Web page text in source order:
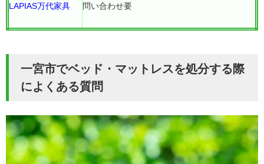
LAPIAS万代家具 問い合わせ要
一宮市でベッド・マットレスを処分する際
によくある質問